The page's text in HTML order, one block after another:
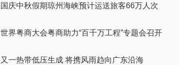
国庆中秋假期琼州海峡预计运送旅客66万人次
世界粤商大会粤商助力“百千万工程”专题会召开
又一热带低压生成 将携风雨趋向广东沿海